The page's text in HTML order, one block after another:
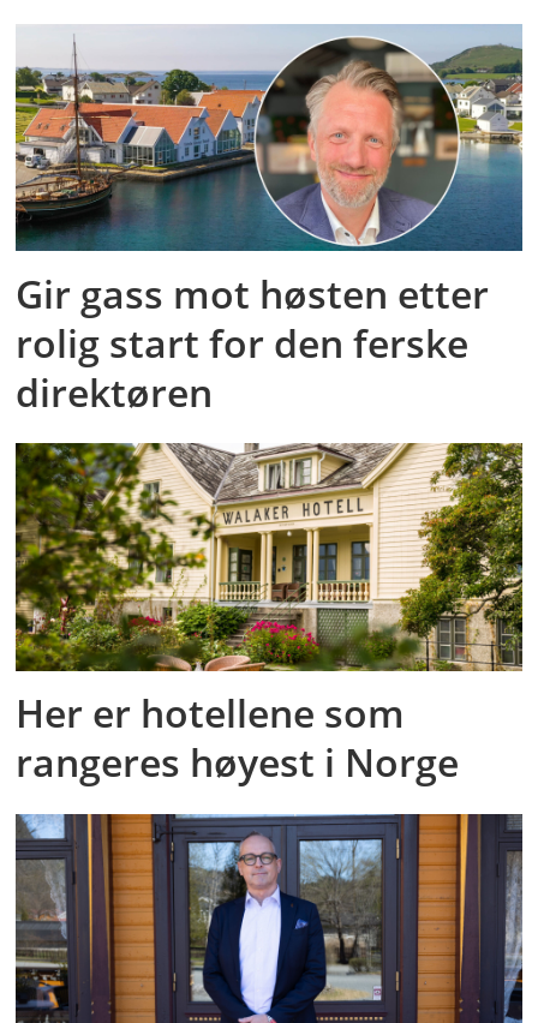
Gir gass mot høsten etter
rolig start for den ferske
direktøren
Her er hotellene som
rangeres høyest i Norge